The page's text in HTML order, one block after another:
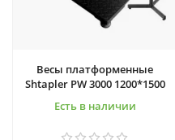
Весы платформенные
Shtapler PW 3000 1200*1500
Есть в наличии